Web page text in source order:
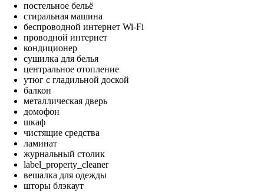
постельное бельё
стиральная машина
беспроводной интернет Wi-Fi
проводной интернет
кондиционер
сушилка для белья
центральное отопление
утюг с гладильной доской
балкон
металлическая дверь
домофон
шкаф
чистящие средства
ламинат
журнальный столик
label_property_cleaner
вешалка для одежды
шторы блэкаут